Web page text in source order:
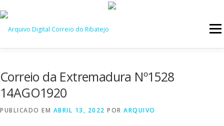
Saltar
conteúdo
Menu
Correio da Extremadura Nº1528
14AGO1920
PUBLICADO EM ABRIL 13, 2022 POR ARQUIVO